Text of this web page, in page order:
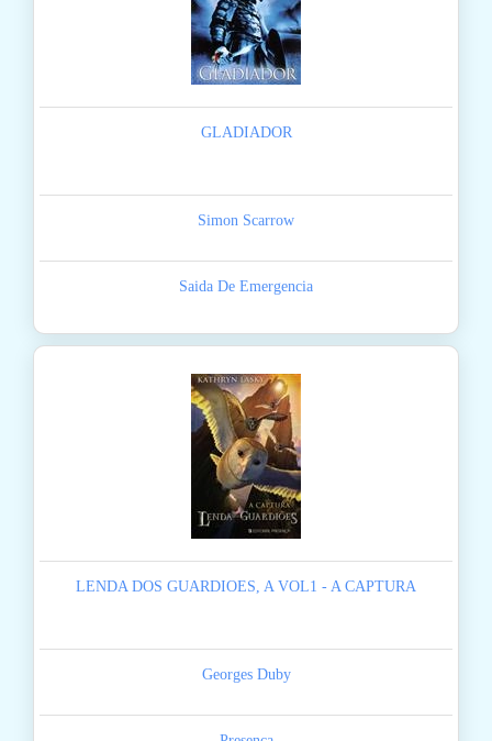
GLADIADOR
Simon Scarrow
Saida De Emergencia
LENDA DOS GUARDIOES, A VOL1 - A CAPTURA
Georges Duby